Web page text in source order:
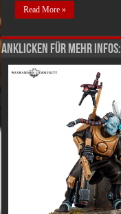
Read More »
Anklicken für mehr Infos: